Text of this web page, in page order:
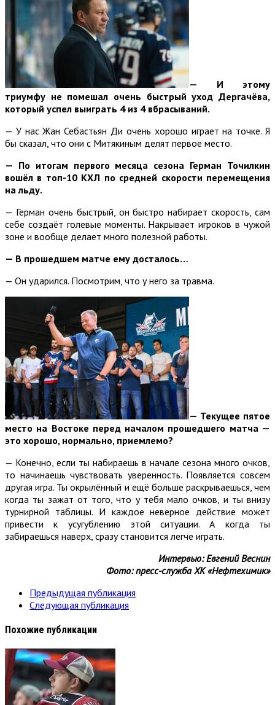
— И этому
триумфу не помешал очень быстрый уход Дергачёва,
который успел выиграть 4 из 4 вбрасываний.
— У нас Жан Себастьян Ди очень хорошо играет на точке. Я
бы сказал, что они с Митякиным делят первое место.
— По итогам первого месяца сезона Герман Точилкин
вошёл в топ-10 КХЛ по средней скорости перемещения
на льду.
— Герман очень быстрый, он быстро набирает скорость, сам
себе создаёт голевые моменты. Накрывает игроков в чужой
зоне и вообще делает много полезной работы.
— В прошедшем матче ему досталось…
— Он ударился. Посмотрим, что у него за травма.
— Текущее пятое
место на Востоке перед началом прошедшего матча —
это хорошо, нормально, приемлемо?
— Конечно, если ты набираешь в начале сезона много очков,
то начинаешь чувствовать уверенность. Появляется совсем
другая игра. Ты окрылённый и ещё больше раскрываешься, чем
когда ты зажат от того, что у тебя мало очков, и ты внизу
турнирной таблицы. И каждое неверное действие может
привести к усугублению этой ситуации. А когда ты
забираешься наверх, сразу становится легче играть.
Интервью: Евгений Веснин
Фото: пресс-служба ХК «Нефтехимик»
Предыдущая публикация
Следующая публикация
Похожие публикации